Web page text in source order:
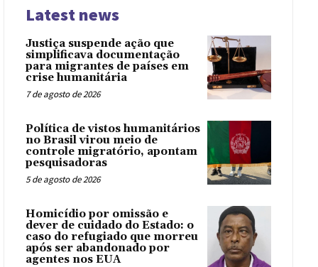
Latest news
Justiça suspende ação que
simplificava documentação
para migrantes de países em
crise humanitária
7 de agosto de 2026
Política de vistos humanitários
no Brasil virou meio de
controle migratório, apontam
pesquisadoras
5 de agosto de 2026
Homicídio por omissão e
dever de cuidado do Estado: o
caso do refugiado que morreu
após ser abandonado por
agentes nos EUA